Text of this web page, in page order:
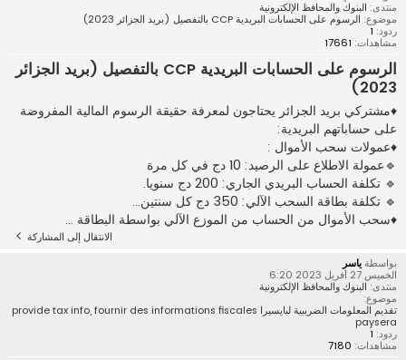
منتدى: البنوك والمحافظ الإلكترونية
موضوع: الرسوم على الحسابات البريدية CCP بالتفصيل (بريد الجزائر 2023)
ردود:
مشاهدات: 17661
الرسوم على الحسابات البريدية CCP بالتفصيل (بريد الجزائر
2023)
♦مشتركي بريد الجزائر يحتاجون لمعرفة حقيقة الرسوم المالية المفروضة
على حساباتهم البريدية:
♦عمولات سحب الأموال :
🔹عمولة الاطلاع على الرصيد: 10 دج في كل مرة
🔹 تكلفة الحساب البريدي الجاري: 200 دج سنويا.
🔹 تكلفة بطاقة السحب الآلي: 350 دج كل سنتين...
♦سحب الأموال من الحساب من الموزع الآلي بواسطة البطاقة ...
الانتقال إلى المشاركة
بواسطةياسر
الخميس 27 أفريل 2023 6:20
منتدى: البنوك والمحافظ الإلكترونية
موضوع:
تقديم المعلومات الضريبية لبايسيرا provide tax info, fournir des informations fiscales
paysera
ردود:
مشاهدات: 7180